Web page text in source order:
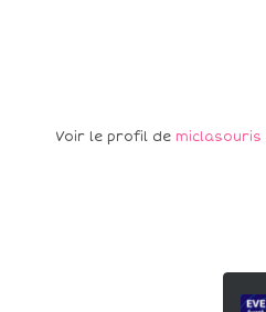
Voir le profil de miclasouris